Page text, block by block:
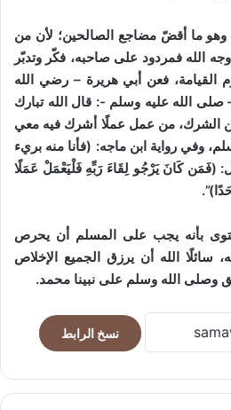
ما أقضّ مضاجع الصالحين؛ لأن من
الله فمردود على صاحبه، فكّر وتدبّر
القيامة، فعن أبي هريرة – رضي الله
الله عليه وسلم -: قال الله تبارك
الشرك، من عمل عملًا أشرك فيه معي
وفي رواية ابن ماجه: (فأنا منه بريء
(فَمَن كَانَ يَرْجُو لِقَاءَ رَبِّهِ فَلْيَعْمَلْ عَمَلًا
بأنه يجب على المسلم أن يحرص
سائلًا الله أن يرزق الجميع الإخلاص
وصلى الله وسلم على نبينا محمد.
نسخ الرابط